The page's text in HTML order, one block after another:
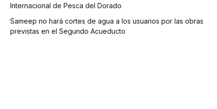
Internacional de Pesca del Dorado
Sameep no hará cortes de agua a los usuarios por las obras
previstas en el Segundo Acueducto